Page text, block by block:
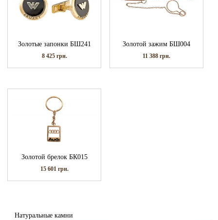
Золотые запонки БШ241
8 425 грн.
Золотой зажим БШ004
11 388 грн.
Золотой брелок БК015
15 601 грн.
Натуральные камни